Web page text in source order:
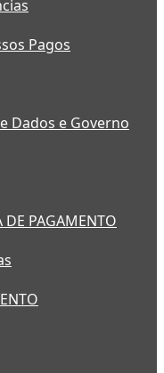
Pagos
Dados e Governo
PAGAMENTO